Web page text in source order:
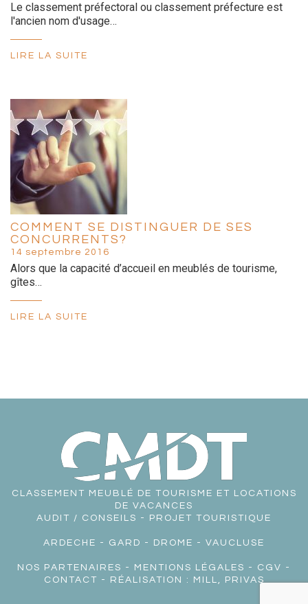
Le classement préfectoral ou classement préfecture est
l'ancien nom d'usage…
LIRE LA SUITE
COMMENT SE DISTINGUER DE SES
CONCURRENTS?
14 septembre 2016
Alors que la capacité d’accueil en meublés de tourisme,
gîtes…
LIRE LA SUITE
CLASSEMENT MEUBLÉ DE TOURISME ET LOCATIONS
DE VACANCES
AUDIT / CONSEILS - PROJET TOURISTIQUE
ARDECHE - GARD - DROME - VAUCLUSE
NOS PARTENAIRES - MENTIONS LÉGALES - CGV -
CONTACT - RÉALISATION : MILL, PRIVAS